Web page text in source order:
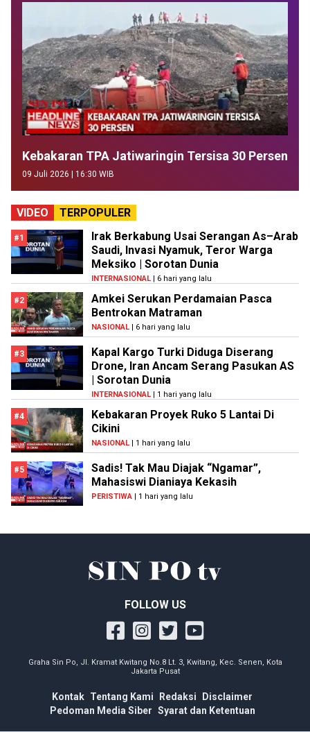
Kebakaran TPA Jatiwaringin Tersisa 30 Persen
09 Juli 2026 | 16:30 WIB
VIDEO TERPOPULER
#1
Irak Berkabung Usai Serangan As–Arab
Saudi, Invasi Nyamuk, Teror Warga
Meksiko | Sorotan Dunia
INTERNASIONAL | 6 hari yang lalu
#2
Amkei Serukan Perdamaian Pasca
Bentrokan Matraman
NASIONAL | 6 hari yang lalu
#3
Kapal Kargo Turki Diduga Diserang
Drone, Iran Ancam Serang Pasukan AS
| Sorotan Dunia
INTERNASIONAL | 1 hari yang lalu
#4
Kebakaran Proyek Ruko 5 Lantai Di
Cikini
NASIONAL | 1 hari yang lalu
#5
Sadis! Tak Mau Diajak “Ngamar”,
Mahasiswi Dianiaya Kekasih
PERISTIWA | 1 hari yang lalu
FOLLOW US
Graha Sin Po, Jl. Kramat Kwitang No.8 Lt. 3, Kwitang, Kec. Senen, Kota
Jakarta Pusat
Kontak Tentang Kami Redaksi
Disclaimer
Pedoman Media Siber Syarat dan Ketentuan